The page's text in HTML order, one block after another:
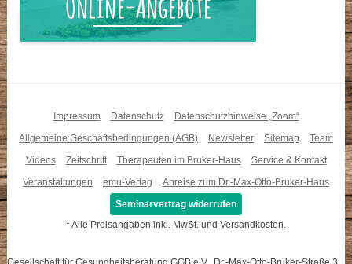
Impressum Datenschutz
Datenschutzhinweise „Zoom“
Allgemeine Geschäftsbedingungen (AGB)
Newsletter Sitemap
Team
Videos
Zeitschrift Therapeuten im Bruker-Haus
Service & Kontakt
Veranstaltungen
emu-Verlag
Anreise zum Dr.-Max-Otto-Bruker-Haus
Seminarvertrag widerrufen
* Alle Preisangaben inkl. MwSt. und Versandkosten.